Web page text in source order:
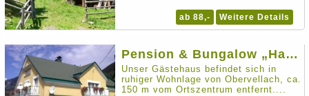
Weitere Details
ab 88,-
Pension & Bungalow „Haus Rita“
Unser Gästehaus befindet sich in
ruhiger Wohnlage von Obervellach, ca.
150 m vom Ortszentrum entfernt....